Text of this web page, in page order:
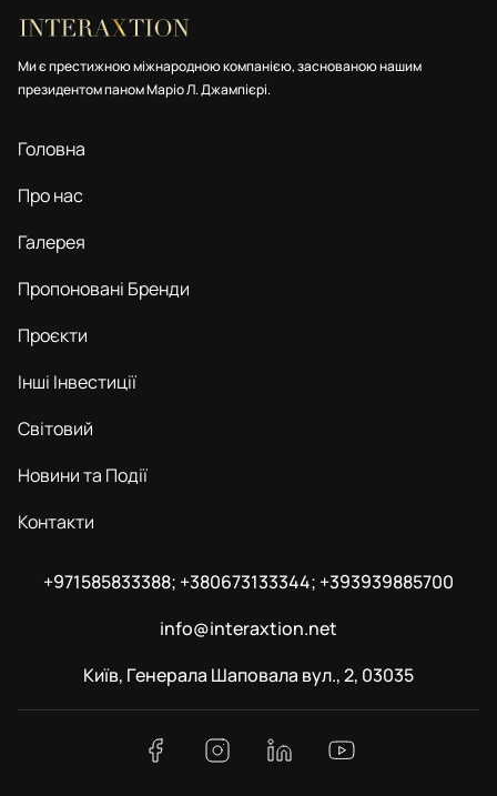
Ми є престижною міжнародною компанією, заснованою нашим
президентом паном Маріо Л. Джампієрі.
Головна
Про нас
Галерея
Пропоновані Бренди
Проєкти
Інші Інвестиції
Світовий
Новини та Події
Контакти
+971585833388; +380673133344; +393939885700
info@interaxtion.net
Київ, Генерала Шаповала вул., 2, 03035